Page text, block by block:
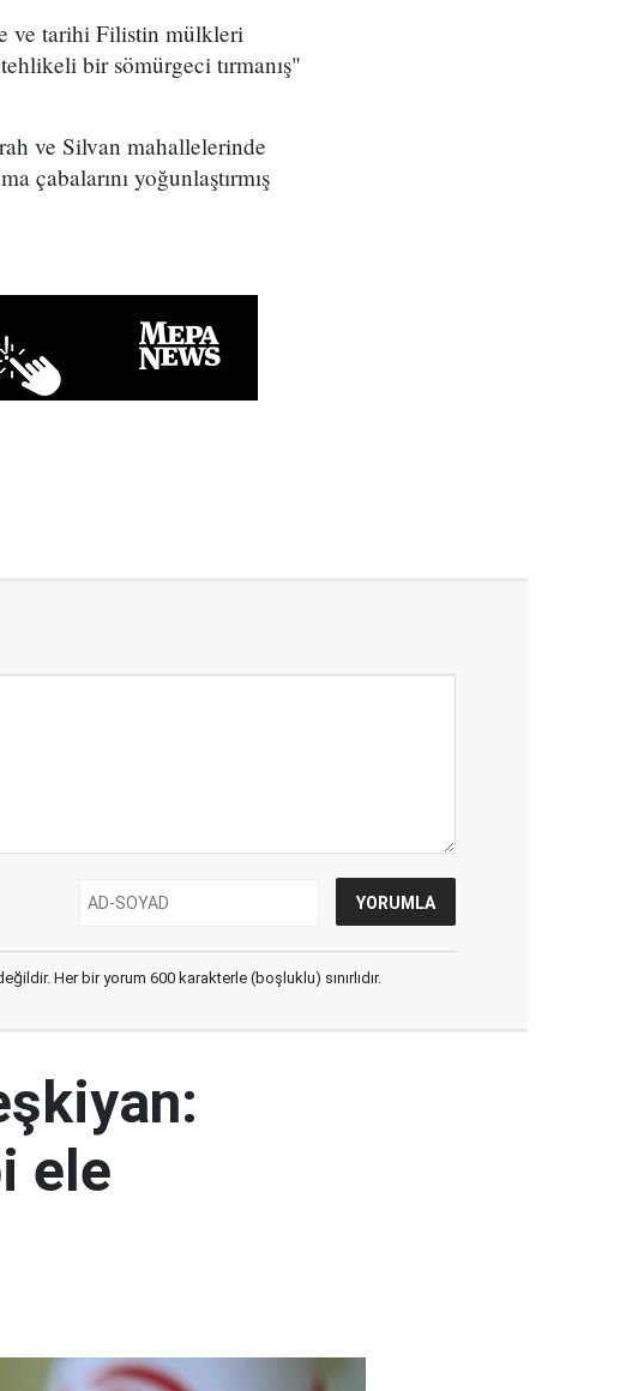
ve tarihi Filistin mülkleri
bir sömürgeci tırmanış"
ve Silvan mahallelerinde
çabalarını yoğunlaştırmış
Her bir yorum 600 karakterle (boşluklu) sınırlıdır.
ele